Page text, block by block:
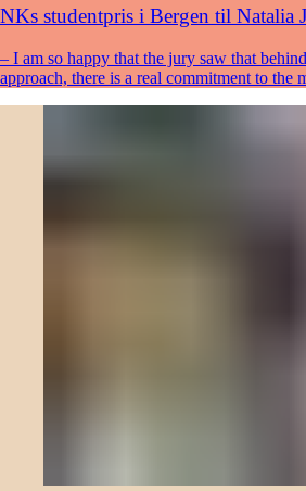
NKs studentpris i Bergen til Natalia
– I am so happy that the jury saw that
approach, there is a real commitment to the